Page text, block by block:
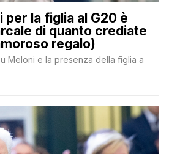
la figlia al G20 è
di quanto crediate
regalo)
Meloni e la presenza della figlia a